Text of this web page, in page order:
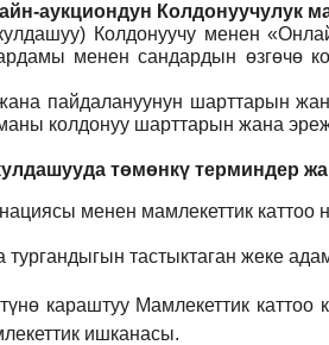
аукциондун Колдонуучулук
Колдонуучу менен
менен сандардын өзгөчө
пайдалануунун шарттарын
колдонуу шарттарын жана
төмөнкү терминдер
менен мамлекеттик каттоо
тургандыгын тастыктаган жеке
караштуу Мамлекеттик
ишканасы.